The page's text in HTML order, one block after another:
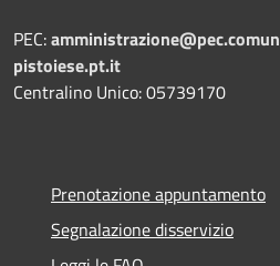
PEC:
pistoiese.pt.it
Centralino Unico: 05739170
Prenotazione appuntamento
Segnalazione disservizio